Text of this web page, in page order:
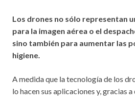
Los drones no sólo representan
para la imagen aérea o el
sino también para aumentar las
higiene.
A medida que la tecnología de los
lo hacen sus aplicaciones y, gracias